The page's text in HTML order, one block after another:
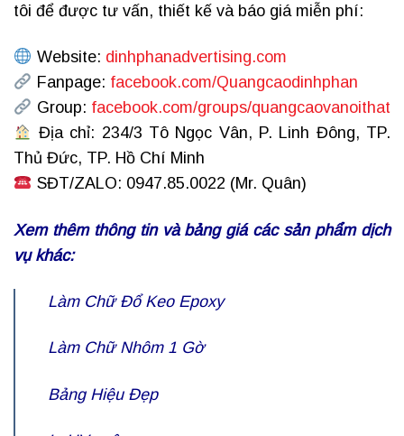
tôi để được tư vấn, thiết kế và báo giá miễn phí:
Website: dinhphanadvertising.com
Fanpage: facebook.com/Quangcaodinhphan
Group: facebook.com/groups/quangcaovanoithat
Địa chỉ: 234/3 Tô Ngọc Vân, P. Linh Đông, TP.
Thủ Đức, TP. Hồ Chí Minh
SĐT/ZALO: 0947.85.0022 (Mr. Quân)
Xem thêm thông tin và bảng giá các sản phẩm dịch
vụ khác:
Làm Chữ Đổ Keo Epoxy
Làm Chữ Nhôm 1 Gờ
Bảng Hiệu Đẹp